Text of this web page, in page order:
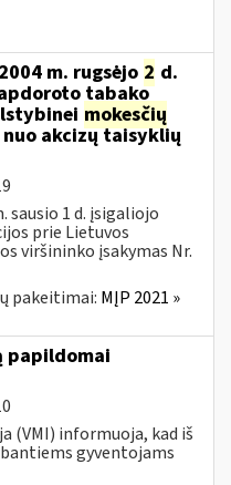
m. rugsėjo 2 d.
tabako
mokesčių
akcizų taisyklių
sausio 1 d. įsigaliojo
prie Lietuvos
viršininko įsakymas Nr.
pakeitimai: MĮP 2021 »
papildomai
(VMI) informuoja, kad iš
gyventojams